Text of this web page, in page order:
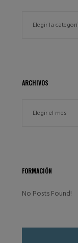
ARCHIVOS
FORMACIÓN
No Posts Found!